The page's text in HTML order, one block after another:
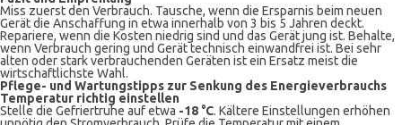
Miss zuerst den Verbrauch. Tausche, wenn die Ersparnis beim neuen
Gerät die Anschaffung in etwa innerhalb von 3 bis 5 Jahren deckt.
Repariere, wenn die Kosten niedrig sind und das Gerät jung ist. Behalte,
wenn Verbrauch gering und Gerät technisch einwandfrei ist. Bei sehr
alten oder stark verbrauchenden Geräten ist ein Ersatz meist die
wirtschaftlichste Wahl.
Pflege- und Wartungstipps zur Senkung des Energieverbrauchs
Temperatur richtig einstellen
Stelle die Gefriertruhe auf etwa -18 °C. Kältere Einstellungen erhöhen